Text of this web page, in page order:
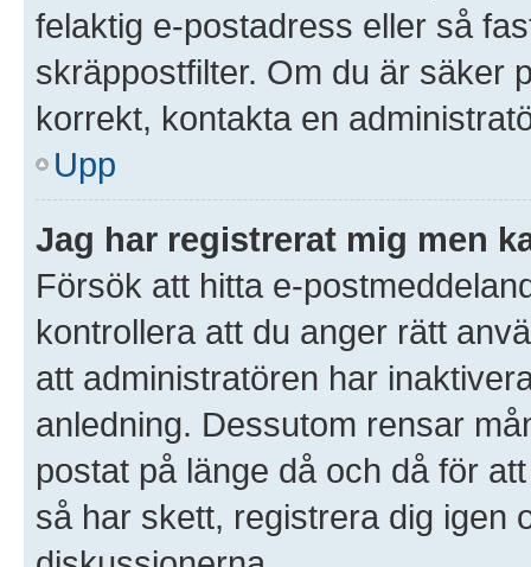
felaktig e-postadress eller så
skräppostfilter. Om du är säker
korrekt, kontakta en
Upp
Jag har registrerat mig men
Försök att hitta e-
kontrollera att du anger rätt
att administratören har
anledning. Dessutom rensar
postat på länge då och då för
så har skett, registrera dig igen